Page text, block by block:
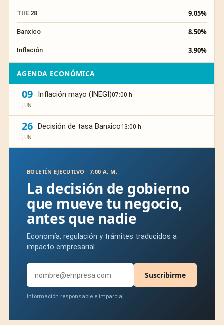
TIIE 28 9.05%
Banxico 8.50%
Inflación 3.90%
AGENDA ECONÓMICA
09
JUN
Inflación mayo (INEGI)07:00 h
26
JUN
Decisión de tasa Banxico13:00 h
BOLETÍN EJECUTIVO · 7:00 A. M.
La decisión de gobierno
que mueve tu negocio,
antes que nadie
Economía, regulación y trámites traducidos a
impacto empresarial.
Suscribirme
Información responsable e imparcial.